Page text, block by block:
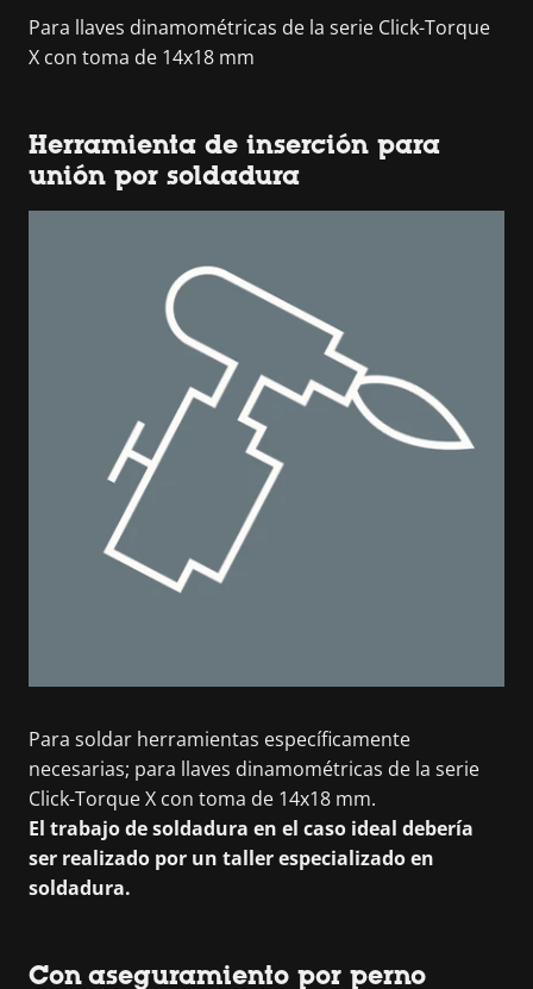
Para llaves dinamométricas de la serie Click-Torque
X con toma de 14x18 mm
Herramienta de inserción para
unión por soldadura
Para soldar herramientas específicamente
necesarias; para llaves dinamométricas de la serie
Click-Torque X con toma de 14x18 mm.
El trabajo de soldadura en el caso ideal debería
ser realizado por un taller especializado en
soldadura.
Con aseguramiento por perno